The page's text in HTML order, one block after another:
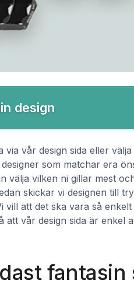
design
vår design sida eller
som matchar era
välja vilken ni gillar mest
skickar vi designen till
att det ska vara så
att vår design sida är enkel
fantasin